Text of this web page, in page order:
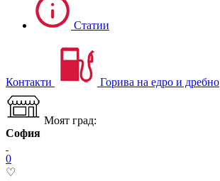
Статии
Контакти Горива на едро и дребно
Моят град:
София
0
♡